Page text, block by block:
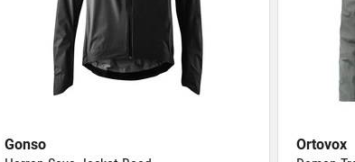
Gonso
Ortovox